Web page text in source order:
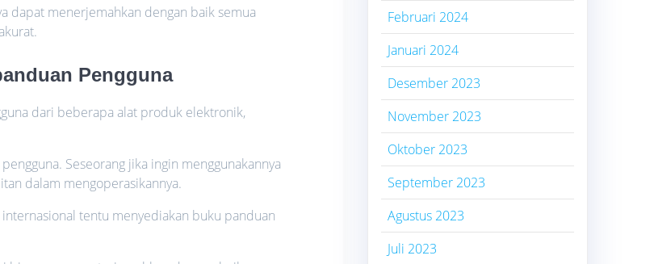
dapat menerjemahkan dengan baik semua
Pengguna
dari beberapa alat produk elektronik,
Seseorang jika ingin menggunakannya
dalam mengoperasikannya.
tentu menyediakan buku panduan
Februari 2024
Januari 2024
Desember 2023
November 2023
Oktober 2023
September 2023
Agustus 2023
Juli 2023